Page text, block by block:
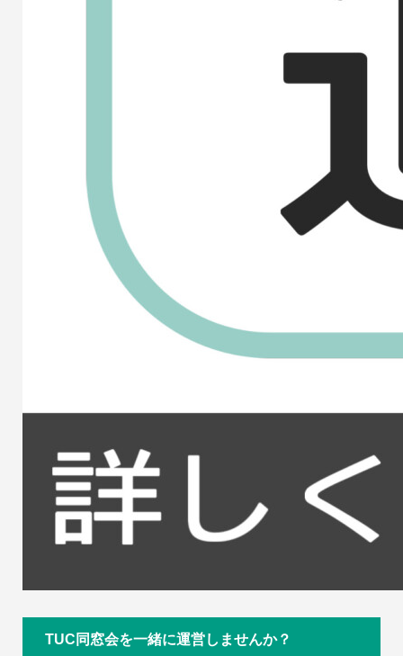
TUC同窓会を一緒に運営しませんか？